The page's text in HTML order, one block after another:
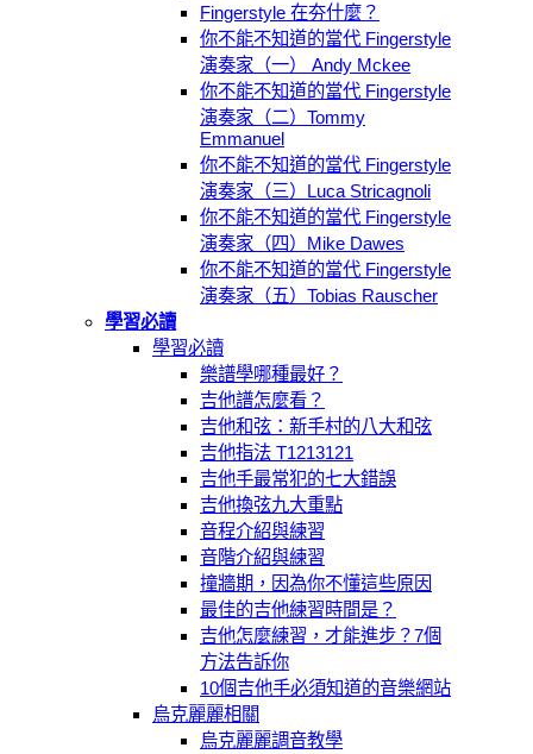
Fingerstyle 在夯什麼？
你不能不知道的當代 Fingerstyle
演奏家（一） Andy Mckee
你不能不知道的當代 Fingerstyle
演奏家（二）Tommy
Emmanuel
你不能不知道的當代 Fingerstyle
演奏家（三）Luca Stricagnoli
你不能不知道的當代 Fingerstyle
演奏家（四）Mike Dawes
你不能不知道的當代 Fingerstyle
演奏家（五）Tobias Rauscher
學習必讀
學習必讀
樂譜學哪種最好？
吉他譜怎麼看？
吉他和弦：新手村的八大和弦
吉他指法 T1213121
吉他手最常犯的七大錯誤
吉他換弦九大重點
音程介紹與練習
音階介紹與練習
撞牆期，因為你不懂這些原因
最佳的吉他練習時間是？
吉他怎麼練習，才能進步？7個
方法告訴你
10個吉他手必須知道的音樂網站
烏克麗麗相關
烏克麗麗調音教學